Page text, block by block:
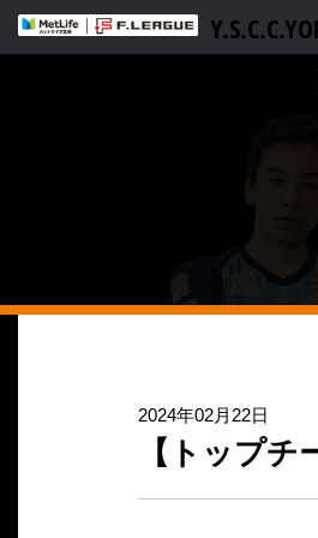
2024年02月22日
【トップ